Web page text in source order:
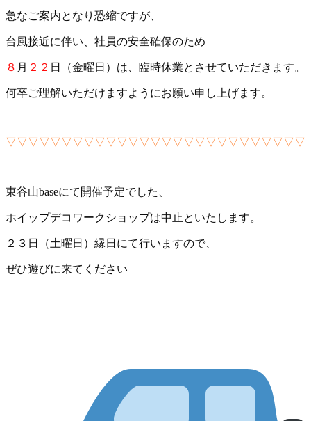
急なご案内となり恐縮ですが、
台風接近に伴い、社員の安全確保のため
８ 月 ２２ 日（金曜日）は、臨時休業とさせていただきます。
何卒ご理解いただけますようにお願い申し上げます。
▽▽▽▽▽▽▽▽▽▽▽▽▽▽▽▽▽▽▽▽▽▽▽▽▽▽▽
東谷山baseにて開催予定でした、
ホイップデコワークショップは中止といたします。
２３日（土曜日）縁日にて行いますので、
ぜひ遊びに来てください